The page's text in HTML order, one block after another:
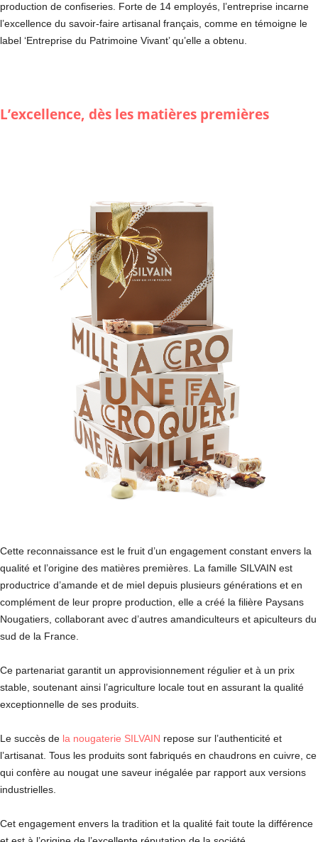
production de confiseries. Forte de 14 employés, l’entreprise incarne
l’excellence du savoir-faire artisanal français, comme en témoigne le
label ‘Entreprise du Patrimoine Vivant’ qu’elle a obtenu.
L’excellence, dès les matières premières
Cette reconnaissance est le fruit d’un engagement constant envers la
qualité et l’origine des matières premières. La famille SILVAIN est
productrice d’amande et de miel depuis plusieurs générations et en
complément de leur propre production, elle a créé la filière Paysans
Nougatiers, collaborant avec d’autres amandiculteurs et apiculteurs du
sud de la France.
Ce partenariat garantit un approvisionnement régulier et à un prix
stable, soutenant ainsi l’agriculture locale tout en assurant la qualité
exceptionnelle de ses produits.
Le succès de la nougaterie SILVAIN repose sur l’authenticité et
l’artisanat. Tous les produits sont fabriqués en chaudrons en cuivre, ce
qui confère au nougat une saveur inégalée par rapport aux versions
industrielles.
Cet engagement envers la tradition et la qualité fait toute la différence